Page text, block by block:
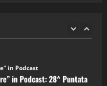
in Podcast: 28^ Puntata
2026)